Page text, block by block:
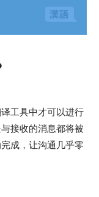
工具中才可以进行
接收的消息都将被
成，让沟通几乎零